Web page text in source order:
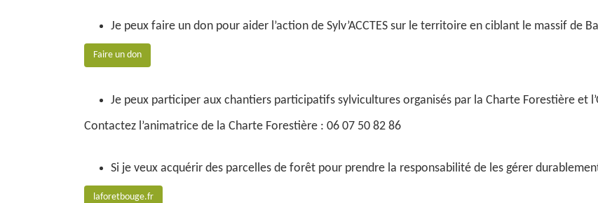
Je peux faire un don pour aider l’action de Sylv’ACCTES sur le territoire en ciblant le massif de
Faire un don
Je peux participer aux chantiers participatifs sylvicultures organisés par la Charte Forestière et
Contactez l’animatrice de la Charte Forestière : 06 07 50 82 86
Si je veux acquérir des parcelles de forêt pour prendre la responsabilité de les gérer
laforetbouge.fr